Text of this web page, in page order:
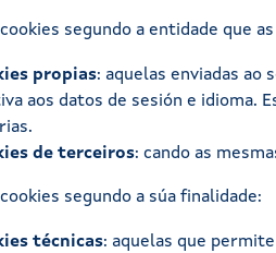
segundo a entidade que
propias: aquelas enviadas ao
aos datos de sesión e idioma.
de terceiros: cando as
segundo a súa finalidade:
técnicas: aquelas que